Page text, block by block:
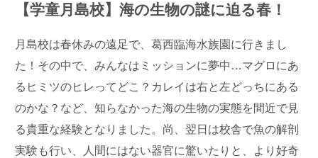
【学童月島校】海の生物の謎に迫る春！
月島校は春休みの遠足で、葛西臨海水族園に行きまし
た！その中で、みんなはミッションに夢中…マグロにあ
るヒミツのヒレってどこ？カレイは右と左どっちにある
のかな？など、知らなかった海の生物の実態を間近で見
る貴重な経験となりました。尚、翌日は校舎で魚の解剖
実験も行い、人間にはない器官に驚いたりと、より好奇